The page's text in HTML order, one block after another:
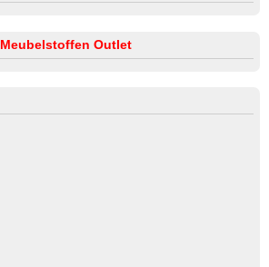
Meubelstoffen Outlet